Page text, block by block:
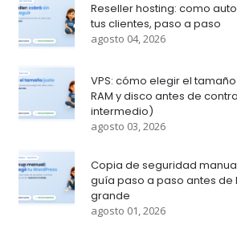
Reseller hosting: como
tus clientes, paso a paso
agosto 04, 2026
VPS: cómo elegir el
RAM y disco antes de
intermedio)
agosto 03, 2026
Copia de seguridad
guía paso a paso antes de
grande
agosto 01, 2026